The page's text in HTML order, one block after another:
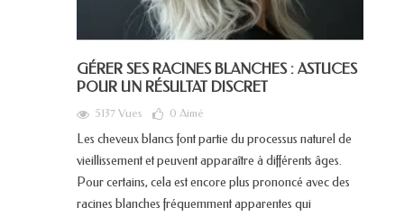
GÉRER SES RACINES BLANCHES : ASTUCES
POUR UN RÉSULTAT DISCRET
5137 Vues 0 Aimé
Les cheveux blancs font partie du processus naturel de
vieillissement et peuvent apparaître à différents âges.
Pour certains, cela est encore plus prononcé avec des
racines blanches fréquemment apparentes qui